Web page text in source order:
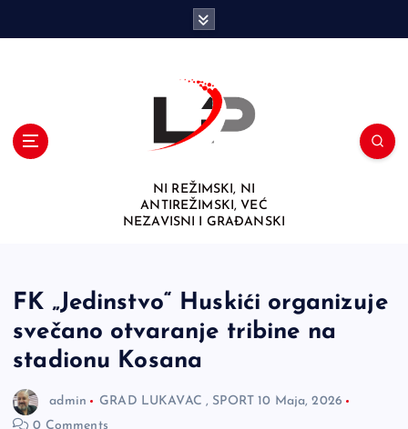
NI REŽIMSKI, NI
ANTIREŽIMSKI, VEĆ
NEZAVISNI I GRAĐANSKI
FK „Jedinstvo“ Huskići organizuje
svečano otvaranje tribine na
stadionu Kosana
admin GRAD LUKAVAC , SPORT 10 Maja, 2026
0 Comments